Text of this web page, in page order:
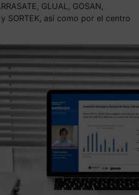
GLUAL, GOSAN,
y SORTEK, así como por el centro